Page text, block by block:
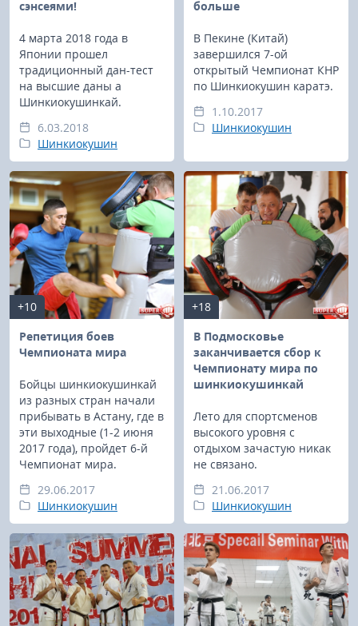
сэнсеями!
4 марта 2018 года в
Японии прошел
традиционный дан-тест
на высшие даны а
Шинкиокушинкай.
6.03.2018
Шинкиокушин
больше
В Пекине (Китай)
завершился 7-ой
открытый Чемпионат КНР
по Шинкиокушин каратэ.
1.10.2017
Шинкиокушин
+10
Репетиция боев
Чемпионата мира
Бойцы шинкиокушинкай
из разных стран начали
прибывать в Астану, где в
эти выходные (1-2 июня
2017 года), пройдет 6-й
Чемпионат мира.
29.06.2017
Шинкиокушин
+18
В Подмосковье
заканчивается сбор к
Чемпионату мира по
шинкиокушинкай
Лето для спортсменов
высокого уровня с
отдыхом зачастую никак
не связано.
21.06.2017
Шинкиокушин